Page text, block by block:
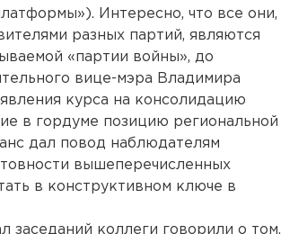
Интересно, что все они,
разных партий, являются
«партии войны», до
вице-мэра Владимира
курса на консолидацию
в гордуме позицию региональной
дал повод наблюдателям
вышеперечисленных
в конструктивном ключе в
заседаний коллеги говорили о том,